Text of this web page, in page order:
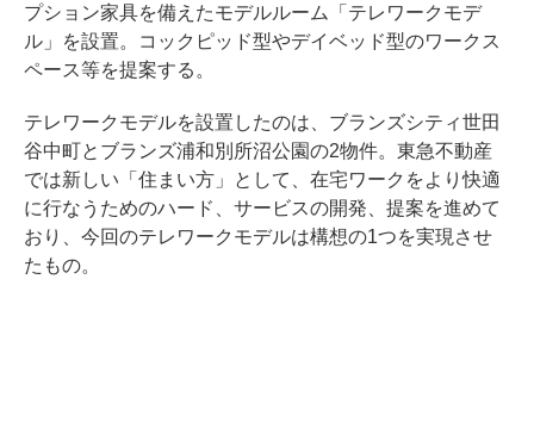
プション家具を備えたモデルルーム「テレワークモデ
ル」を設置。コックピッド型やデイベッド型のワークス
ペース等を提案する。
テレワークモデルを設置したのは、ブランズシティ世田
谷中町とブランズ浦和別所沼公園の2物件。東急不動産
では新しい「住まい方」として、在宅ワークをより快適
に行なうためのハード、サービスの開発、提案を進めて
おり、今回のテレワークモデルは構想の1つを実現させ
たもの。